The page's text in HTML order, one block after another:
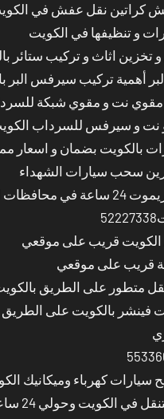
كراتين نقل عفش في
و تنظيفها في الكويت
اثاث و تركيب ستائر
أهمية تركيب سيرفس البر
نت و مقوي شبكة
نت و سيرفس للسرداب
بالكويت بضمان و اسعار
سحب سيارات الشهداء
الكويت
الكويت قريب على موقعي
قريب على موقعي
على الطريق بالكويت 24
فينشر بالكويت على الطريق
سيارات كهرباء وميكانيك
في الكويت وحولي 24 ساعة